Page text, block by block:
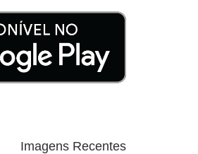
Imagens Recentes